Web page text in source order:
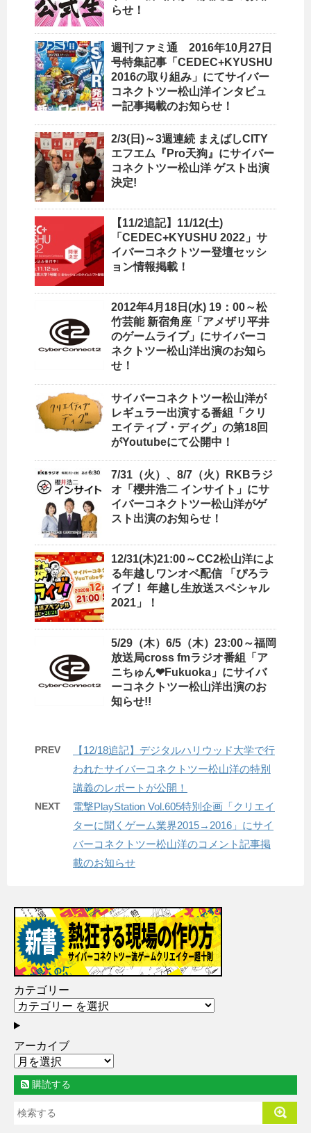
らせ！
週刊ファミ通 2016年10月27日
号特集記事「CEDEC+KYUSHU
2016の取り組み」にてサイバー
コネクトツー松山洋インタビュ
ー記事掲載のお知らせ！
2/3(日)～3週連続 まえばしCITY
エフエム『Pro天狗』にサイバー
コネクトツー松山洋 ゲスト出演
決定!
【11/2追記】11/12(土)
「CEDEC+KYUSHU 2022」サ
イバーコネクトツー登壇セッシ
ョン情報掲載！
2012年4月18日(水) 19：00～松
竹芸能 新宿角座「アメザリ平井
のゲームライブ」にサイバーコ
ネクトツー松山洋出演のお知ら
せ！
サイバーコネクトツー松山洋が
レギュラー出演する番組「クリ
エイティブ・ディグ」の第18回
がYoutubeにて公開中！
7/31（火）、8/7（火）RKBラジ
オ「櫻井浩二 インサイト」にサ
イバーコネクトツー松山洋がゲ
スト出演のお知らせ！
12/31(木)21:00～CC2松山洋によ
る年越しワンオペ配信 「ぴろラ
イブ！ 年越し生放送スペシャル
2021」！
5/29（木）6/5（木）23:00～福岡
放送局cross fmラジオ番組「ア
ニちゅん❤Fukuoka」にサイバ
ーコネクトツー松山洋出演のお
知らせ!!
PREV
【12/18追記】デジタルハリウッド大学で行
われたサイバーコネクトツー松山洋の特別
講義のレポートが公開！
NEXT
電撃PlayStation Vol.605特別企画「クリエイ
ターに聞くゲーム業界2015→2016」にサイ
バーコネクトツー松山洋のコメント記事掲
載のお知らせ
カテゴリー
アーカイブ
購読する